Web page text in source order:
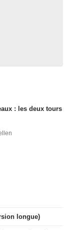
: les deux tours
longue)